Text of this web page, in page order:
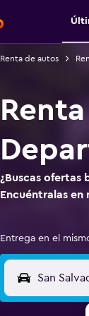
Renta de autos
¿Buscas ofertas
Encuéntralas en
Entrega en el